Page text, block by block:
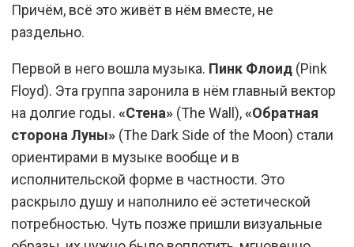
Причём, всё это живёт в нём вместе, не
раздельно.
Первой в него вошла музыка. Пинк Флоид(Pink
Floyd). Эта группа заронила в нём главный вектор
на долгие годы. «Стена» (The Wall),«Обратная
сторона Луны» (The Dark Side of the Moon) стали
ориентирами в музыке вообще и в
исполнительской форме в частности. Это
раскрыло душу и наполнило её эстетической
потребностью. Чуть позже пришли визуальные